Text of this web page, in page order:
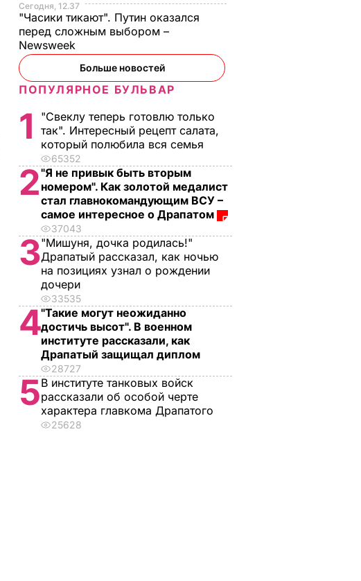
Сегодня, 12.37
"Часики тикают". Путин оказался
перед сложным выбором –
Newsweek
Больше новостей
ПОПУЛЯРНОЕ БУЛЬВАР
1
"Свеклу теперь готовлю только
так". Интересный рецепт салата,
который полюбила вся семья
65352
2"Я не привык быть вторым
номером". Как золотой медалист
стал главнокомандующим ВСУ –
самое интересное о Драпатом
37043
3"Мишуня, дочка родилась!"
Драпатый рассказал, как ночью
на позициях узнал о рождении
дочери
33535
4"Такие могут неожиданно
достичь высот". В военном
институте рассказали, как
Драпатый защищал диплом
28727
5В институте танковых войск
рассказали об особой черте
характера главкома Драпатого
25628